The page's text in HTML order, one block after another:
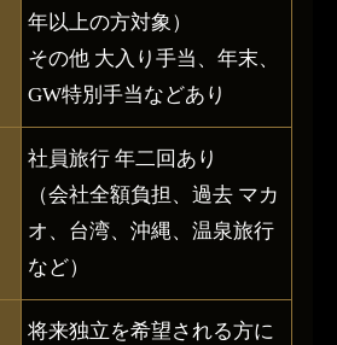
年以上の方対象）
その他 大入り手当、年末、
GW特別手当などあり
社員旅行 年二回あり
（会社全額負担、過去 マカ
オ、台湾、沖縄、温泉旅行
など）
将来独立を希望される方に